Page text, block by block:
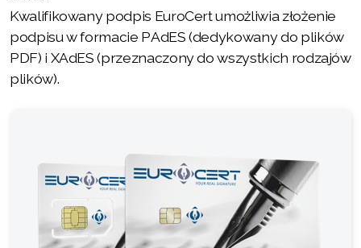
Kwalifikowany podpis EuroCert umożliwia złożenie
podpisu w formacie PAdES (dedykowany do plików
PDF) i XAdES (przeznaczony do wszystkich rodzajów
plików).